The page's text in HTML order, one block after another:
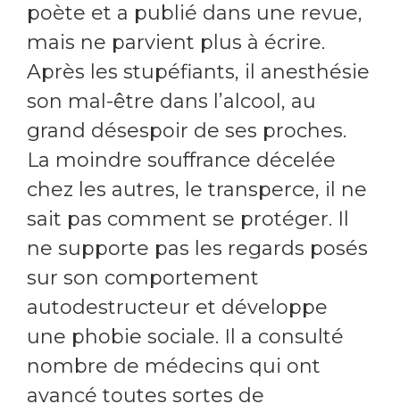
poète et a publié dans une revue,
mais ne parvient plus à écrire.
Après les stupéfiants, il anesthésie
son mal-être dans l’alcool, au
grand désespoir de ses proches.
La moindre souffrance décelée
chez les autres, le transperce, il ne
sait pas comment se protéger. Il
ne supporte pas les regards posés
sur son comportement
autodestructeur et développe
une phobie sociale. Il a consulté
nombre de médecins qui ont
avancé toutes sortes de